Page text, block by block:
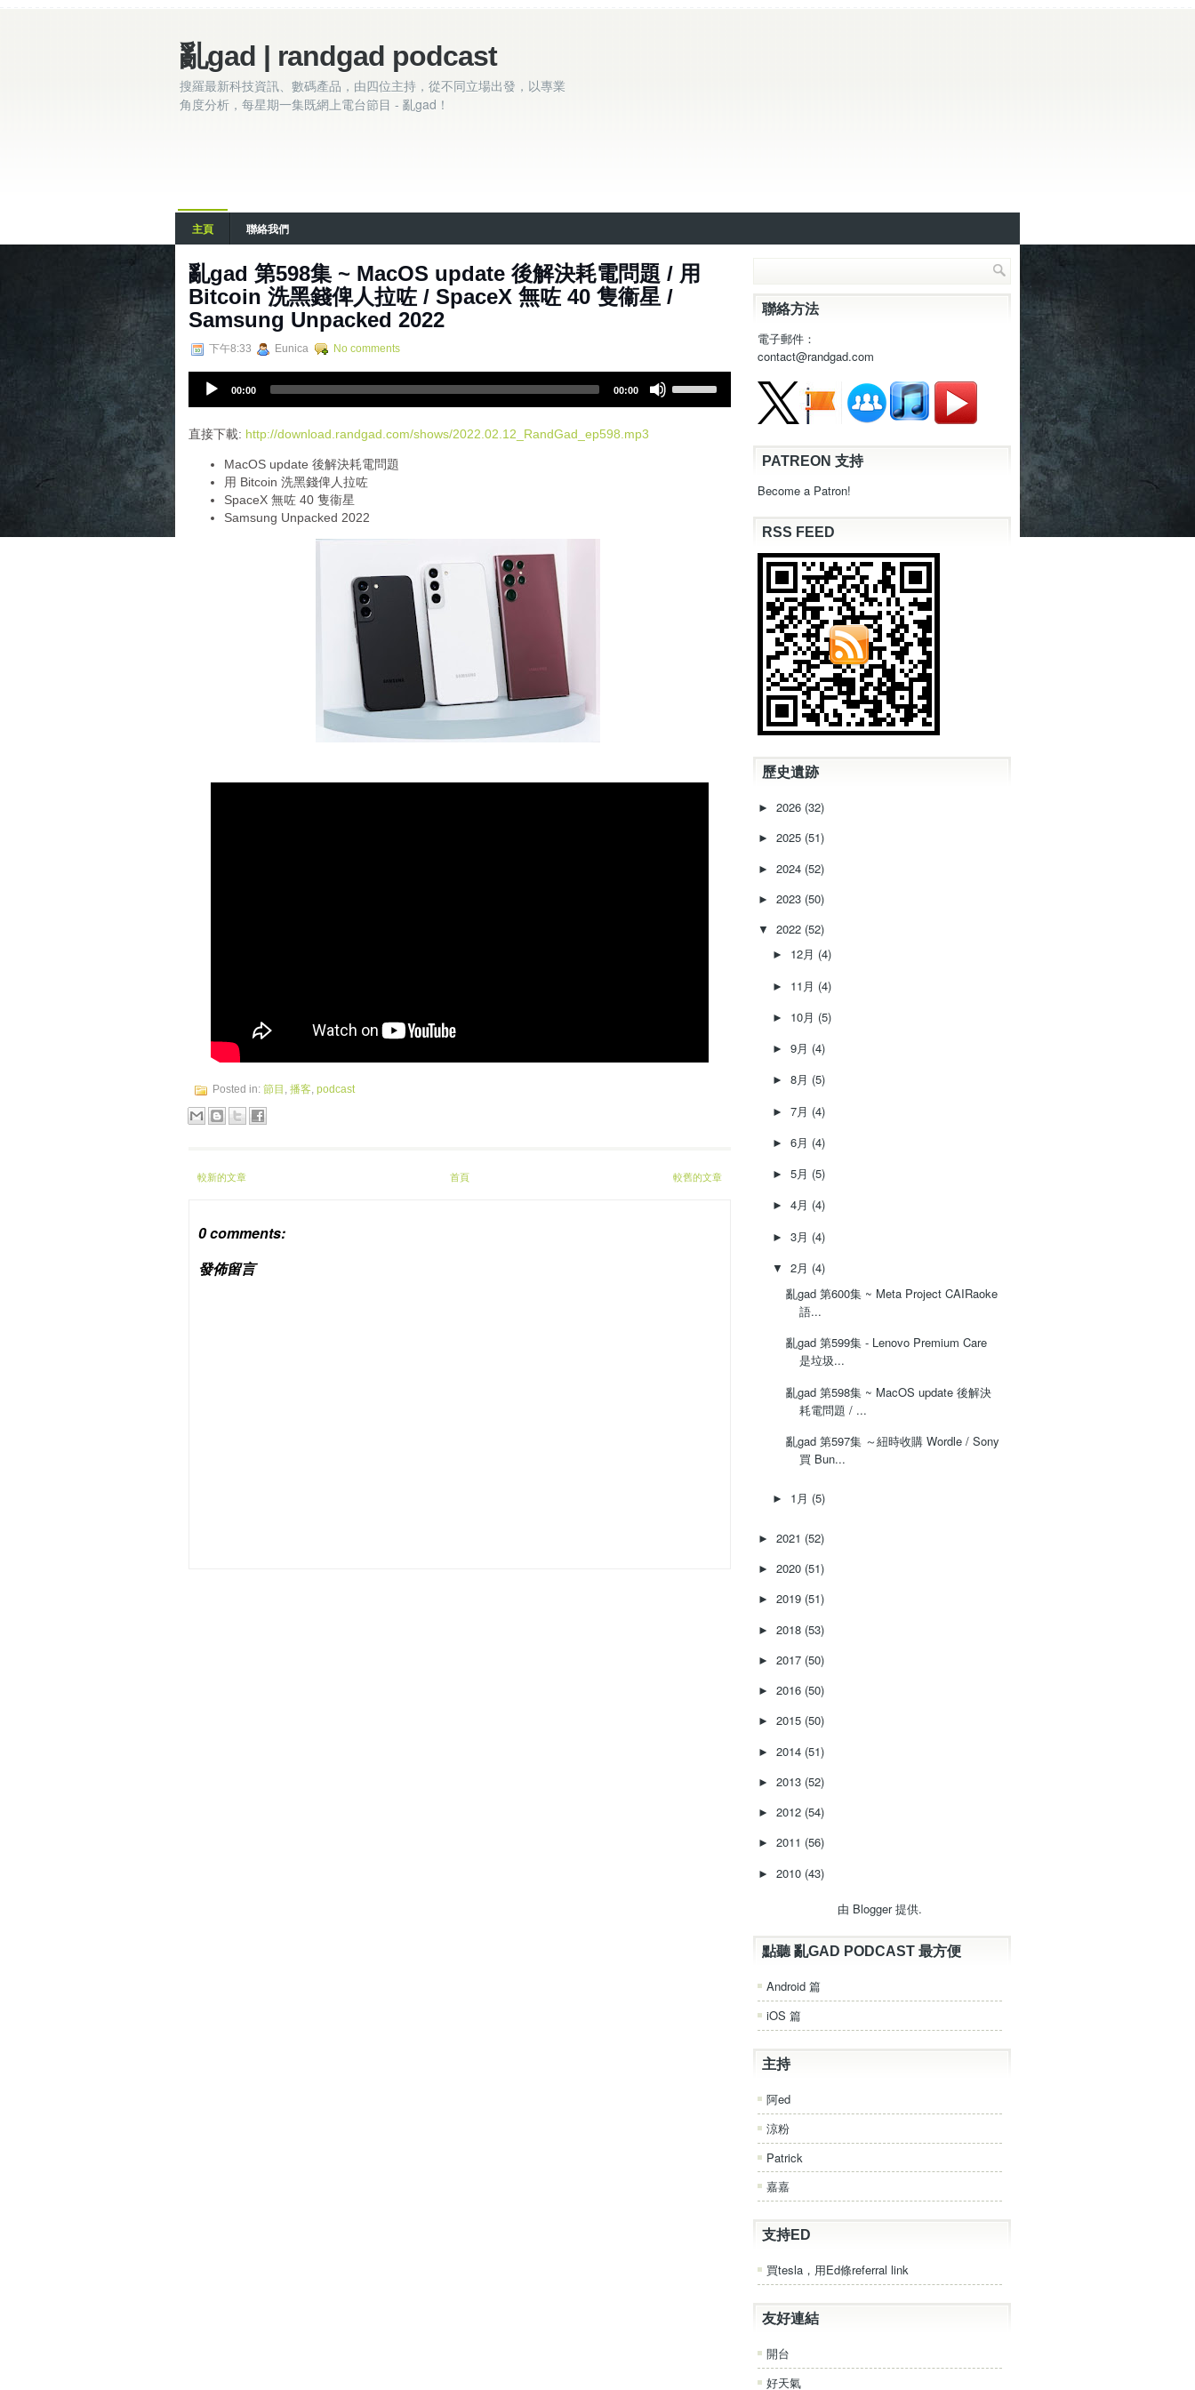
亂gad | randgad podcast
搜羅最新科技資訊、數碼產品，由四位主持，從不同立場出發，以專業
角度分析，每星期一集既網上電台節目 - 亂gad！
主頁 聯絡我們
亂‌‌‌gad‌‌‌ ‌‌‌‌‌第‌‌‌598集 ~ MacOS update 後解決耗電問題 / 用
Bitcoin 洗黑錢俾人拉咗 / SpaceX 無咗 40 隻衞星 /
Samsung Unpacked 2022
下午8:33 Eunica No comments
i
00:00 00:00
s
.
直接下載: http://download.randgad.com/shows/2022.02.12_RandGad_ep598.mp3
MacOS update 後解決耗電問題
用 Bitcoin 洗黑錢俾人拉咗
SpaceX 無咗 40 隻衞星
Samsung Unpacked 2022
Posted in: 節目 , 播客, podcast
較新的文章 較舊的文章
首頁
0 comments:
發佈留言
聯絡方法
電子郵件：
contact@randgad.com
PATREON 支持
Become a Patron!
RSS FEED
歷史遺跡
► 2026 (32)
► 2025 (51)
► 2024 (52)
► 2023 (50)
▼ 2022 (52)
► 12月 (4)
► 11月 (4)
► 10月 (5)
► 9月 (4)
► 8月 (5)
► 7月 (4)
► 6月 (4)
► 5月 (5)
► 4月 (4)
► 3月 (4)
▼ 2月 (4)
亂‌‌‌gad‌‌‌ ‌‌‌‌‌第‌‌‌600集 ~ Meta Project CAIRaoke
語...
亂‌‌‌gad‌‌‌ ‌‌‌‌‌第‌‌‌599集 - Lenovo Premium Care
是垃圾...
亂‌‌‌gad‌‌‌ ‌‌‌‌‌第‌‌‌598集 ~ MacOS update 後解決
耗電問題 / ...
亂‌‌‌gad‌‌‌ ‌‌‌‌‌第‌‌‌597集 ～紐時收購 Wordle / Sony
買 Bun...
► 1月 (5)
► 2021 (52)
► 2020 (51)
► 2019 (51)
► 2018 (53)
► 2017 (50)
► 2016 (50)
► 2015 (50)
► 2014 (51)
► 2013 (52)
► 2012 (54)
► 2011 (56)
► 2010 (43)
由 Blogger提供.
點聽 亂GAD PODCAST 最方便
Android 篇
iOS 篇
主持
阿ed
涼粉
Patrick
嘉嘉
支持ED
買tesla，用Ed條referral link
友好連結
開台
好天氣